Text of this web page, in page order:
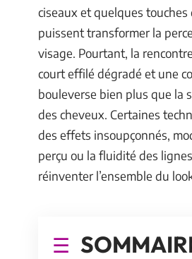
ciseaux et quelques touches
puissent transformer la
visage. Pourtant, la
court effilé dégradé et une
bouleverse bien plus que la
des cheveux. Certaines
des effets insoupçonnés,
perçu ou la fluidité des
réinventer l’ensemble du